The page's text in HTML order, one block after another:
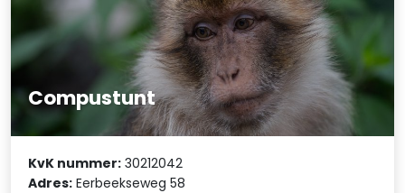
Compustunt
KvK nummer: 30212042
Adres: Eerbeekseweg 58